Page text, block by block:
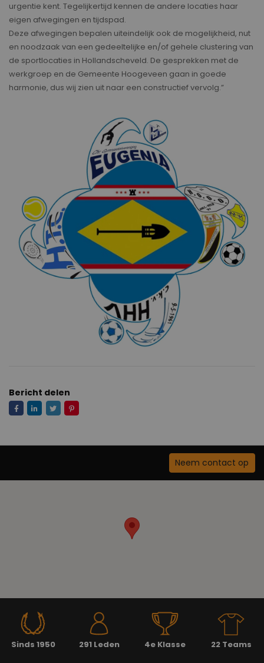
urgentie kent. Tegelijkertijd kennen de andere locaties haar
eigen afwegingen en tijdspad.
Deze afwegingen bepalen uiteindelijk ook de mogelijkheid, nut
en noodzaak van een gedeeltelijke en/of gehele clustering van
de sportlocaties in Hollandscheveld. De gesprekken met de
werkgroep en de Gemeente Hoogeveen gaan in goede
harmonie, dus wij zien uit naar een constructief vervolg.”
Bericht delen
Neem contact op
Sinds 1950 291 Leden 4e Klasse 22 Teams